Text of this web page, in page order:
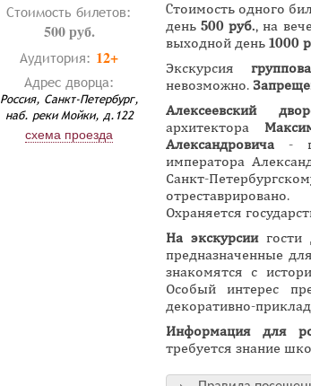
Стоимость билетов:
500 руб.
Аудитория: 12+
Адрес дворца:
Россия, Санкт-Петербург,
наб. реки Мойки, д.122
схема проезда
Cтоимость одного
день500 руб., на
выходной день 1000
Экскурсия
невозможно.
Алексеевский
архитектора
Александровича -
императора
Санкт-
Охраняется
На экскурсии
предназначенные
знакомятся с
Особый интерес
декоративно-
Информация для
требуется знание